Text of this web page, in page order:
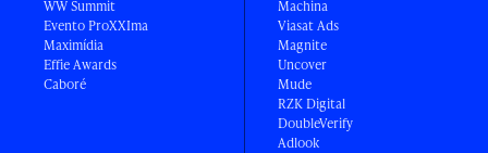
WW Summit
Evento ProXXIma
Maximídia
Effie Awards
Caboré
Machina
Viasat Ads
Magnite
Uncover
Mude
RZK Digital
DoubleVerify
Adlook